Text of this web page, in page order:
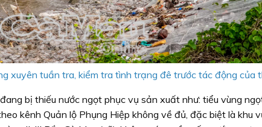
xuyên tuần tra, kiểm tra tình trạng đê trước tác động của
bị thiếu nước ngọt phục vụ sản xuất như: tiểu vùng
kênh Quản lộ Phụng Hiệp không về đủ, đặc biệt là khu